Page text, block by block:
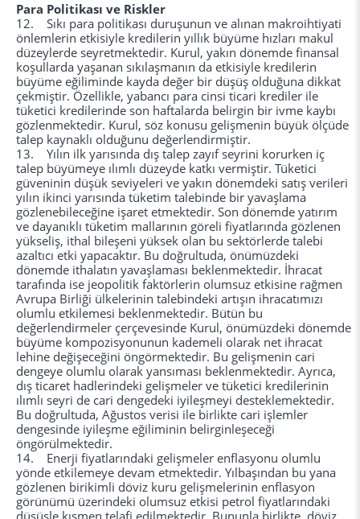
Para Politikası ve Riskler
12. Sıkı para politikası duruşunun ve alınan makroihtiyati
önlemlerin etkisiyle kredilerin yıllık büyüme hızları makul
düzeylerde seyretmektedir. Kurul, yakın dönemde finansal
koşullarda yaşanan sıkılaşmanın da etkisiyle kredilerin
büyüme eğiliminde kayda değer bir düşüş olduğuna dikkat
çekmiştir. Özellikle, yabancı para cinsi ticari krediler ile
tüketici kredilerinde son haftalarda belirgin bir ivme kaybı
gözlenmektedir. Kurul, söz konusu gelişmenin büyük ölçüde
talep kaynaklı olduğunu değerlendirmiştir.
13. Yılın ilk yarısında dış talep zayıf seyrini korurken iç
talep büyümeye ılımlı düzeyde katkı vermiştir. Tüketici
güveninin düşük seviyeleri ve yakın dönemdeki satış verileri
yılın ikinci yarısında tüketim talebinde bir yavaşlama
gözlenebileceğine işaret etmektedir. Son dönemde yatırım
ve dayanıklı tüketim mallarının göreli fiyatlarında gözlenen
yükseliş, ithal bileşeni yüksek olan bu sektörlerde talebi
azaltıcı etki yapacaktır. Bu doğrultuda, önümüzdeki
dönemde ithalatın yavaşlaması beklenmektedir. İhracat
tarafında ise jeopolitik faktörlerin olumsuz etkisine rağmen
Avrupa Birliği ülkelerinin talebindeki artışın ihracatımızı
olumlu etkilemesi beklenmektedir. Bütün bu
değerlendirmeler çerçevesinde Kurul, önümüzdeki dönemde
büyüme kompozisyonunun kademeli olarak net ihracat
lehine değişeceğini öngörmektedir. Bu gelişmenin cari
dengeye olumlu olarak yansıması beklenmektedir. Ayrıca,
dış ticaret hadlerindeki gelişmeler ve tüketici kredilerinin
ılımlı seyri de cari dengedeki iyileşmeyi desteklemektedir.
Bu doğrultuda, Ağustos verisi ile birlikte cari işlemler
dengesinde iyileşme eğiliminin belirginleşeceği
öngörülmektedir.
14. Enerji fiyatlarındaki gelişmeler enflasyonu olumlu
yönde etkilemeye devam etmektedir. Yılbaşından bu yana
gözlenen birikimli döviz kuru gelişmelerinin enflasyon
görünümü üzerindeki olumsuz etkisi petrol fiyatlarındaki